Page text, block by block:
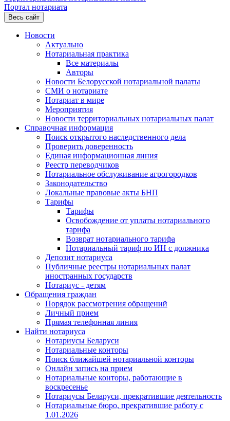
Портал нотариата
Весь сайт
Новости
Актуально
Нотариальная практика
Все материалы
Авторы
Новости Белорусской нотариальной палаты
СМИ о нотариате
Нотариат в мире
Мероприятия
Новости территориальных нотариальных палат
Справочная информация
Поиск открытого наследственного дела
Проверить доверенность
Единая информационная линия
Реестр переводчиков
Нотариальное обслуживание агрогородков
Законодательство
Локальные правовые акты БНП
Тарифы
Тарифы
Освобождение от уплаты нотариального
тарифа
Возврат нотариального тарифа
Нотариальный тариф по ИН с должника
Депозит нотариуса
Публичные реестры нотариальных палат
иностранных государств
Нотариус - детям
Обращения граждан
Порядок рассмотрения обращений
Личный прием
Прямая телефонная линия
Найти нотариуса
Нотариусы Беларуси
Нотариальные конторы
Поиск ближайшей нотариальной конторы
Онлайн запись на прием
Нотариальные конторы, работающие в
воскресенье
Нотариусы Беларуси, прекратившие деятельность
Нотариальные бюро, прекратившие работу с
1.01.2026